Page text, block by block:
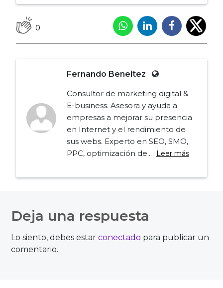
0
Fernando Beneitez
Consultor de marketing digital &
E-business. Asesora y ayuda a
empresas a mejorar su presencia
en Internet y el rendimiento de
sus webs. Experto en SEO, SMO,
PPC, optimización de...
Leer más
de
entradas
Deja una respuesta
Lo siento, debes estarconectado para publicar un
comentario.